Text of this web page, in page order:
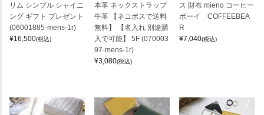
リム シンプル シャイニ
ング ギフト プレゼント
(06001885-mens-1r)
¥16,500(税込)
本革 ネックストラップ
牛革 【ネコポスで送料
無料】 【名入れ 別途購
入で可能】 5F (070003
97-mens-1r)
¥3,080(税込)
ス 財布 mieno コーヒー
ボーイ COFFEEBEA
R
¥7,040(税込)